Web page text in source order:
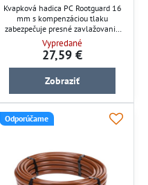
Kvapková hadica PC Rootguard 16
mm s kompenzáciou tlaku
zabezpečuje presné zavlažovanie
priamo ku koreňom rastlín, čím
minimalizuje odparovanie a šetrí
vodu. Hadica je odolná voči UV
žiareniu a chemikáliám, vhodná na
záhony, trávniky či ovocné sady.
1–4 bar a zabraňuje upchávaniu
kvapkačov, čo zaručuje rovnomernú
závlahu a dlhú životnosť systému.
Vypredané
27,59 €
Zobraziť
Odporúčame